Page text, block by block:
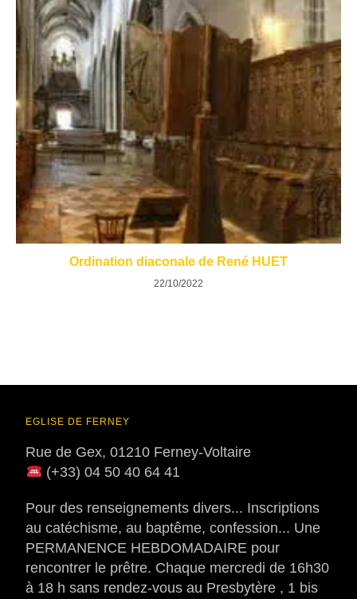
Ordination diaconale de René HUET
22/10/2022
EGLISE DE FERNEY
Rue de Gex, 01210 Ferney-Voltaire
(+33) 04 50 40 64 41
Pour des renseignements divers... Inscriptions
au catéchisme, au baptême, confession... Une
PERMANENCE HEBDOMADAIRE pour
rencontrer le prêtre. Chaque mercredi de 16h30
à 18 h sans rendez-vous au Presbytère , 1 bis